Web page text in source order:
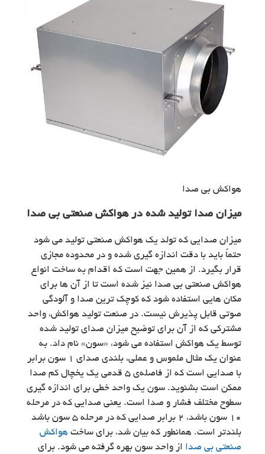
هواکش بی صدا
میزان صدا تولید شده در هواکش صنعتی بی صدا
میزان صدایی که تولد یک هواکش صنعتی تولید می شود
حتماً باید با دقت اندازه گیری شده و در محدوده مجازی
قرار بگیرد. از همین جهت است که اقدام به ساخت انواع
هواکش صنعتی بی صدا نیز شده است تا از آن ها برای
مکان هایی استفاده شود که کوچک ترین صدا و آلودگی
صوتی قابل پذیرش نیست. در صنعت تولید هواکش، واحد
مشترکی که از آن برای توضیح میزان صدای تولید شده
توسط یک هواکش استفاده می شود، «سون» نام داد. به
عنوان یک مثال ملموس و عملی، بلندی صدای 1 سون برابر
با صدایی است که از فاصله‌ي 5 قدمی یک یخچال کم صدا
ممکن است بشنوید. سون یک واحد خطی برای اندازه گیری
سطوح مختلف فشار و صدا است. یعنی صدایی که در مرحله
10 سون باشد، 2 برابر صدایی که در مرحله ۵ سون باشد
بلند‌تر است. همانطور که بیان شد، برای ساخت هواکش
صنعتی بی صدا ‎ از واحد سون بهره گرفته می شود. برای